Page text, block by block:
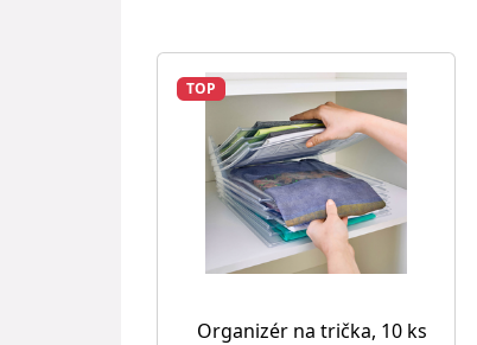
TOP
Organizér na trička, 10 ks